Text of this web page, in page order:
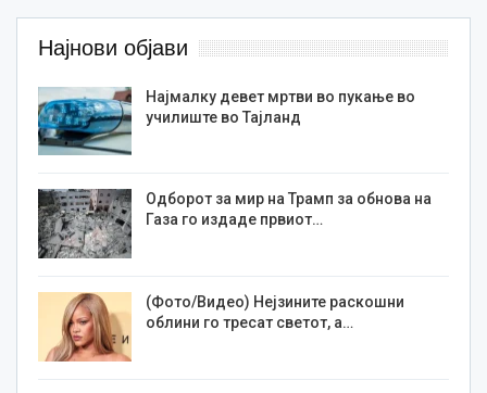
Најнови објави
Најмалку девет мртви во пукање во
училиште во Тајланд
Одборот за мир на Трамп за обнова на
Газа го издаде првиот…
(Фото/Видео) Нејзините раскошни
облини го тресат светот, а…